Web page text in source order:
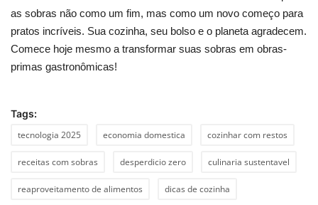
as sobras não como um fim, mas como um novo começo para
pratos incríveis. Sua cozinha, seu bolso e o planeta agradecem.
Comece hoje mesmo a transformar suas sobras em obras-
primas gastronômicas!
Tags:
tecnologia 2025
economia domestica cozinhar com restos
receitas com sobras desperdicio zero culinaria sustentavel
reaproveitamento de alimentos dicas de cozinha